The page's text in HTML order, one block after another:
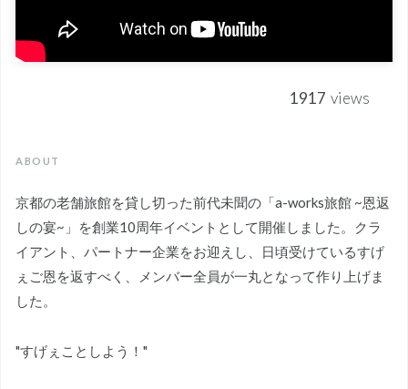
1917 views
ABOUT
京都の老舗旅館を貸し切った前代未聞の「a-works旅館 ~恩返
しの宴~」を創業10周年イベントとして開催しました。クラ
イアント、パートナー企業をお迎えし、日頃受けているすげ
ぇご恩を返すべく、メンバー全員が一丸となって作り上げま
した。
"すげぇことしよう！"